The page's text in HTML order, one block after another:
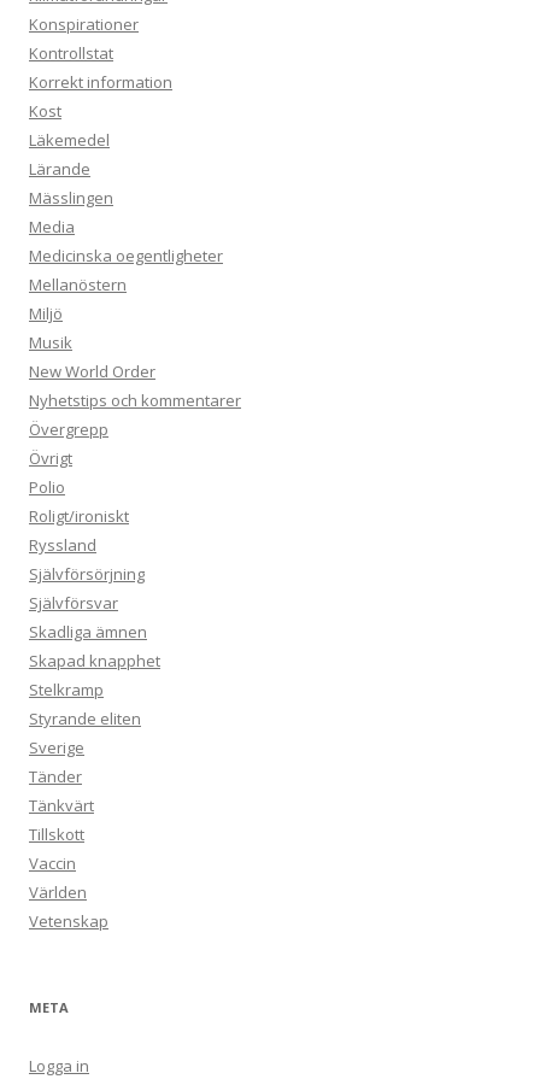
Konspirationer
Kontrollstat
Korrekt information
Kost
Läkemedel
Lärande
Mässlingen
Media
Medicinska oegentligheter
Mellanöstern
Miljö
Musik
New World Order
Nyhetstips och kommentarer
Övergrepp
Övrigt
Polio
Roligt/ironiskt
Ryssland
Självförsörjning
Självförsvar
Skadliga ämnen
Skapad knapphet
Stelkramp
Styrande eliten
Sverige
Tänder
Tänkvärt
Tillskott
Vaccin
Världen
Vetenskap
META
Logga in